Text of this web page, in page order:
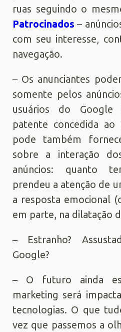
ruas seguindo o
Patrocinados –
com seu interesse,
navegação.
– Os anunciantes
somente pelos
usuários do Google
patente concedida ao
pode também
sobre a interação
anúncios: quanto
prendeu a atenção de
a resposta emocional
em parte, na dilatação
– Estranho?
Google?
– O futuro ainda
marketing será
tecnologias. O que
vez que passemos a